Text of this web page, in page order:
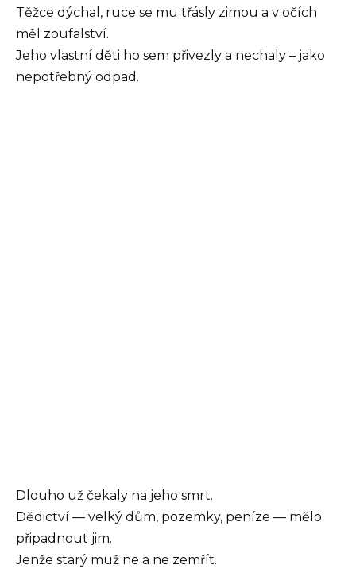
Těžce dýchal, ruce se mu třásly zimou a v očích
měl zoufalství.
Jeho vlastní děti ho sem přivezly a nechaly – jako
nepotřebný odpad.
Dlouho už čekaly na jeho smrt.
Dědictví — velký dům, pozemky, peníze — mělo
připadnout jim.
Jenže starý muž ne a ne zemřít.